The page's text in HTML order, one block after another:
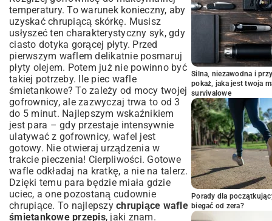
temperatury. To warunek konieczny, aby
uzyskać chrupiącą skórkę. Musisz
usłyszeć ten charakterystyczny syk, gdy
ciasto dotyka gorącej płyty. Przed
pierwszym waflem delikatnie posmaruj
płyty olejem. Potem już nie powinno być
takiej potrzeby. Ile piec wafle
śmietankowe? To zależy od mocy twojej
gofrownicy, ale zazwyczaj trwa to od 3
do 5 minut. Najlepszym wskaźnikiem
jest para – gdy przestaje intensywnie
ulatywać z gofrownicy, wafel jest
gotowy. Nie otwieraj urządzenia w
trakcie pieczenia! Cierpliwości. Gotowe
wafle odkładaj na kratkę, a nie na talerz.
Dzięki temu para będzie miała gdzie
uciec, a one pozostaną cudownie
chrupiące. To najlepszy chrupiące wafle
śmietankowe przepis, jaki znam.
Silna, niezawodna i
pokaż, jaka jest twoja
survivalowe
Porady dla
biegać od zera?